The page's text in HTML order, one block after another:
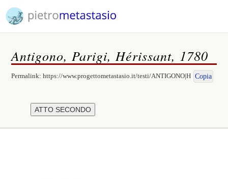
Antigono, Parigi, Hérissant, 1780
Permalink:https://www.progettometastasio.it/testi/ANTIGONO|H Copia